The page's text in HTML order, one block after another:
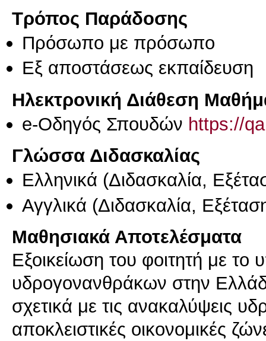
Τρόπος Παράδοσης
Πρόσωπο με πρόσωπο
Eξ απoστάσεως εκπαίδευση
Ηλεκτρονική Διάθεση
e-Οδηγός Σπουδών https://
Γλώσσα Διδασκαλίας
Ελληνικά (Διδασκαλία,
Αγγλικά (Διδασκαλία,
Μαθησιακά Αποτελέσματα
Εξοικείωση του φοιτητή με το
υδρογονανθράκων στην
σχετικά με τις ανακαλύψεις
αποκλειστικές οικονομικές